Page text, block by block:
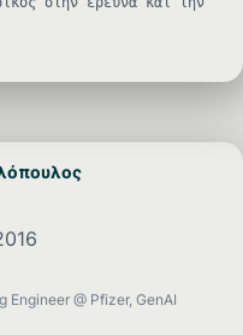
Engineer @ Pfizer, GenAI